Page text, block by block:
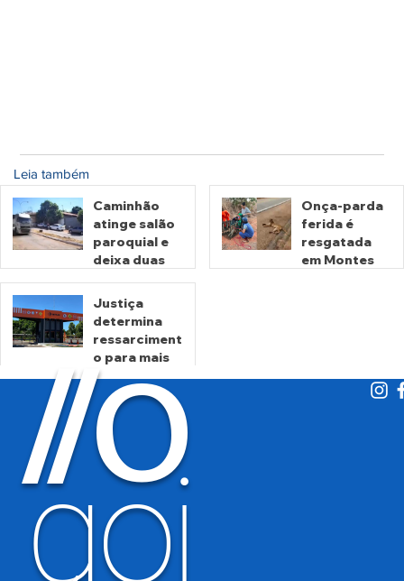
Leia também
Caminhão
atinge salão
paroquial e
deixa duas
mortas em
Crixás
há 3 horas
Onça-parda
ferida é
resgatada
em Montes
Justiça
determina
ressarciment
o para mais
de 600 mil
motoristas
por
cobrança
indevida do
Detran-GO
há 3 dias
//O
goi